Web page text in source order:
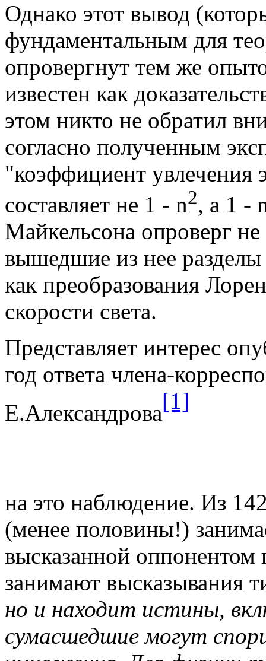
Однако этот вывод
фундаментальным для
опровергнут тем же
известен как
этом никто не обратил
согласно полученным
"коэффициент
составляет не 1 - n2, а 1 -
Майкельсона опроверг
вышедшие из нее разделы
как преобразования
скорости света.
Представляет интерес
год ответа члена-
Е.Александрова[1]
на это наблюдение. Из
(менее половины!)
высказанной оппонентом
занимают высказывания
но и находит истины,
сумасшедшие могут